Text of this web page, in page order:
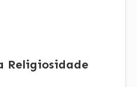
Religiosidade